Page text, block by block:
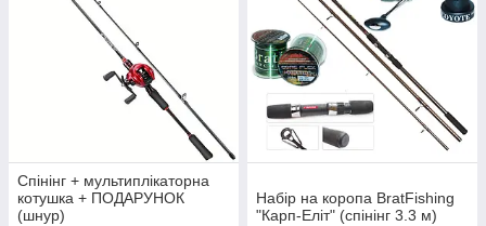
Спінінг + мультиплікаторна
котушка + ПОДАРУНОК
(шнур)
Набір на коропа BratFishing
"Карп-Еліт" (спінінг 3.3 м)